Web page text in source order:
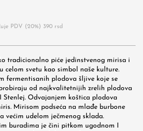
PDV (20%) 390 rsd
tradicionalno piće jedinstvenog mirisa i
celom svetu kao simbol naše kulture.
fermentisanih plodova šljive koje se
od najkvalitetnijih zrelih plodova
Stenlej. Odvajanjem koštica plodova
Mirisom podseća na mlađe burbone
većim udelom ječmenog sklada.
buradima je čini pitkom ugodnom I